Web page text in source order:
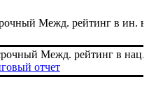
Межд. рейтинг в ин.
Межд. рейтинг в нац.
отчет